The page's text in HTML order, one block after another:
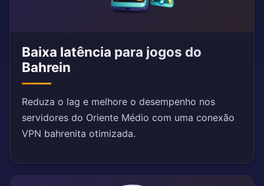
Baixa latência para jogos do
Bahrein
Reduza o lag e melhore o desempenho nos
servidores do Oriente Médio com uma conexão
VPN bahrenita otimizada.